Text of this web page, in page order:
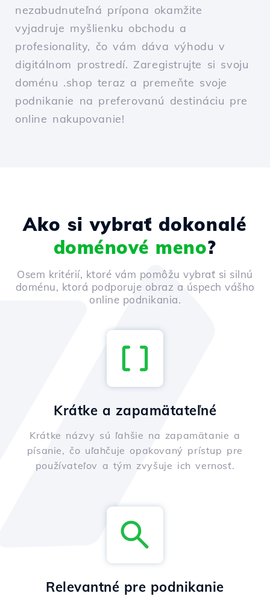
nezabudnuteľná prípona okamžite
vyjadruje myšlienku obchodu a
profesionality, čo vám dáva výhodu v
digitálnom prostredí. Zaregistrujte si svoju
doménu .shop teraz a premeňte svoje
podnikanie na preferovanú destináciu pre
online nakupovanie!
Ako si vybrať dokonalé
doménové meno?
Osem kritérií, ktoré vám pomôžu vybrať si silnú
doménu, ktorá podporuje obraz a úspech vášho
online podnikania.
Krátke a zapamätateľné
Krátke názvy sú ľahšie na zapamätanie a
písanie, čo uľahčuje opakovaný prístup pre
používateľov a tým zvyšuje ich vernosť.
Relevantné pre podnikanie